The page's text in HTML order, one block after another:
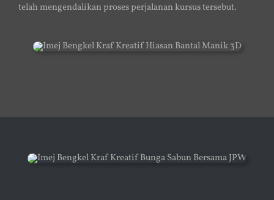
telah mengendalikan proses perjalanan kursus tersebut.